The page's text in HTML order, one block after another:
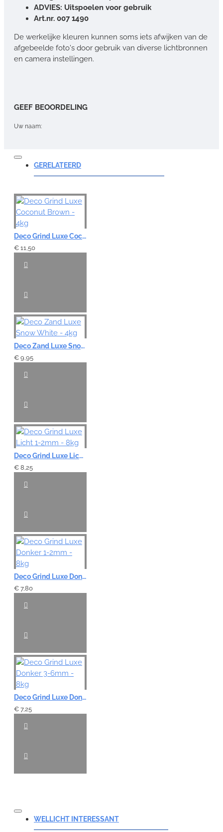
ADVIES: Uitspoelen voor gebruik
Art.nr. 007 1490
De werkelijke kleuren kunnen soms iets afwijken van de
afgebeelde foto's door gebruik van diverse lichtbronnen
en camera instellingen.
GEEF BEOORDELING
Uw naam:
Opmerking:
Note:
Waardering:
Slecht
GERELATEERD
Deco Grind Luxe Coconut Brown - 4kg
€ 11,50
Deco Zand Luxe Snow White - 4kg
€ 9,95
Deco Grind Luxe Licht 1-2mm - 8kg
€ 8,25
Deco Grind Luxe Donker 1-2mm - 8kg
€ 7,80
Deco Grind Luxe Donker 3-6mm - 8kg
€ 7,25
WELLICHT INTERESSANT